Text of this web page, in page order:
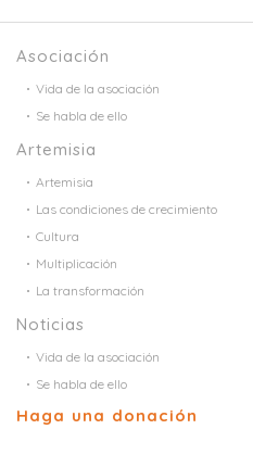
Asociación
Vida de la asociación
Se habla de ello
Artemisia
Artemisia
Las condiciones de crecimiento
Cultura
Multiplicación
La transformación
Noticias
Vida de la asociación
Se habla de ello
Haga una donación